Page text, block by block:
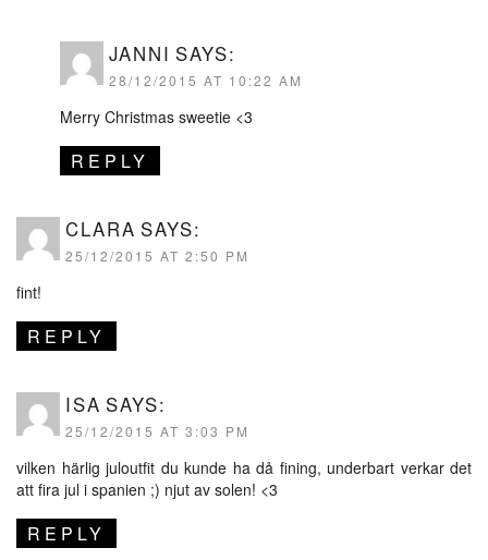
JANNI SAYS:
28/12/2015 AT 10:22 AM
Merry Christmas sweetie <3
REPLY
CLARA SAYS:
25/12/2015 AT 2:50 PM
fint!
REPLY
ISA SAYS:
25/12/2015 AT 3:03 PM
vilken härlig juloutfit du kunde ha då fining, underbart verkar det
att fira jul i spanien ;) njut av solen! <3
REPLY